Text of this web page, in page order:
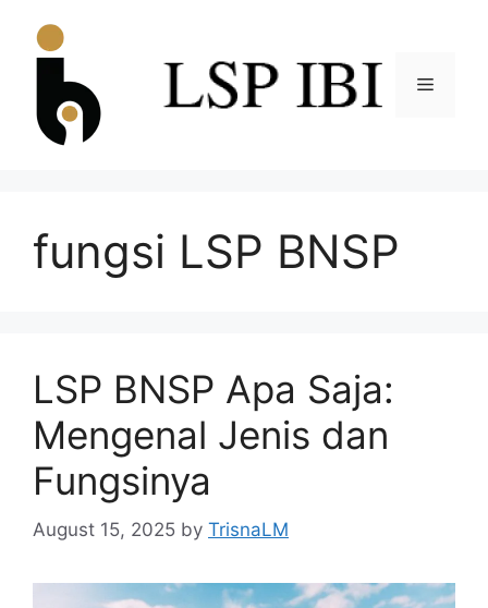
fungsi LSP BNSP
LSP BNSP Apa Saja:
Mengenal Jenis dan
Fungsinya
August 15, 2025 by TrisnaLM